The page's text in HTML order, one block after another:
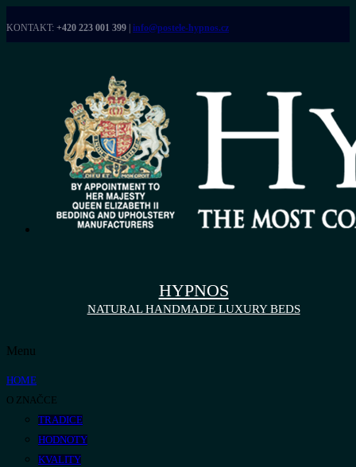
KONTAKT: +420 223 001 399 info@postele-hypnos.cz
HYPNOS
NATURAL HANDMADE LUXURY BEDS
Menu
HOME
O ZNAČCE
TRADICE
HODNOTY
KVALITY